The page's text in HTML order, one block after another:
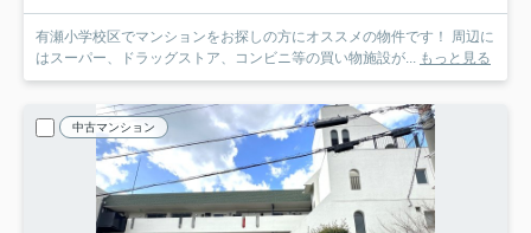
有瀬小学校区でマンションをお探しの方にオススメの物件です！ 周辺に
はスーパー、ドラッグストア、コンビニ等の買い物施設が... もっと見る
中古マンション